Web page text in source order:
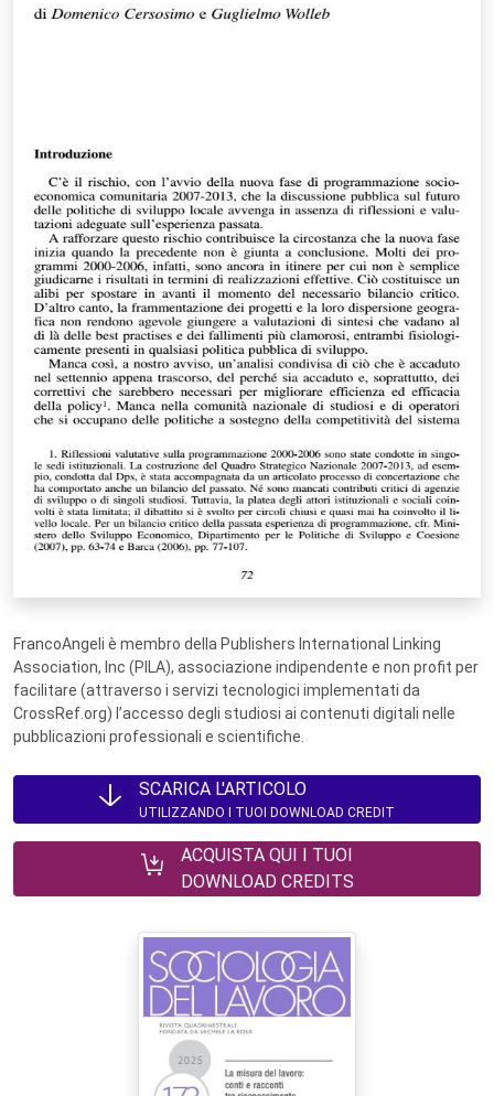
FrancoAngeli è membro della Publishers International Linking
Association, Inc (PILA), associazione indipendente e non profit per
facilitare (attraverso i servizi tecnologici implementati da
CrossRef.org) l’accesso degli studiosi ai contenuti digitali nelle
pubblicazioni professionali e scientifiche.
SCARICA L'ARTICOLO
UTILIZZANDO I TUOI DOWNLOAD CREDIT
ACQUISTA QUI I TUOI
DOWNLOAD CREDITS